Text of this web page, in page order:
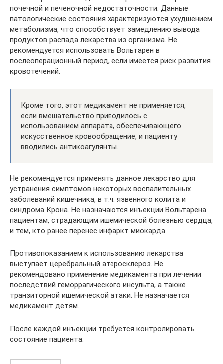
почечной и печеночной недостаточности. Данные
патологические состояния характеризуются ухудшением
метаболизма, что способствует замедлению вывода
продуктов распада лекарства из организма. Не
рекомендуется использовать Вольтарен в
послеоперационный период, если имеется риск развития
кровотечений.
Кроме того, этот медикамент не применяется,
если вмешательство приводилось с
использованием аппарата, обеспечивающего
искусственное кровообращение, и пациенту
вводились антикоагулянты.
Не рекомендуется применять данное лекарство для
устранения симптомов некоторых воспалительных
заболеваний кишечника, в т.ч. язвенного колита и
синдрома Крона. Не назначаются инъекции Вольтарена
пациентам, страдающим ишемической болезнью сердца,
и тем, кто ранее перенес инфаркт миокарда.
Противопоказанием к использованию лекарства
выступает церебральный атеросклероз. Не
рекомендовано применение медикамента при лечении
последствий геморрагического инсульта, а также
транзиторной ишемической атаки. Не назначается
медикамент детям.
После каждой инъекции требуется контролировать
состояние пациента.